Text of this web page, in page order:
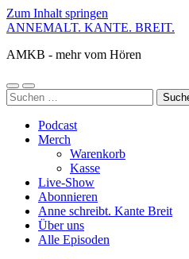
Zum Inhalt springen
ANNEMALT. KANTE. BREIT.
AMKB - mehr vom Hören
Mobile-
Menü
Suchfeld
ein-/ausblenden
Suchen
nach:
Podcast
Merch
Warenkorb
Kasse
Live-Show
Abonnieren
Anne schreibt. Kante Breit
Über uns
Alle Episoden